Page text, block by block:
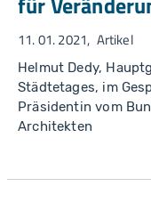
11. 01. 2021 Artikel
Helmut Dedy,
Städtetages, im
Präsidentin vom
Architekten